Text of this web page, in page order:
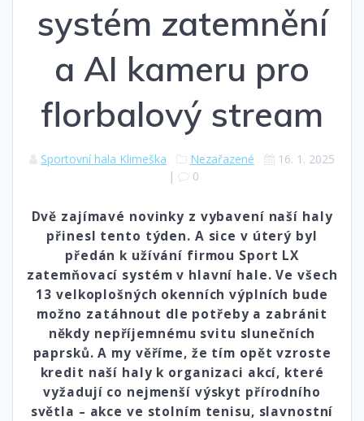
systém zatemnění
a AI kameru pro
florbalový stream
Sportovní hala Klimeška Nezařazené
16. 1. 2025
|
0
Dvě zajímavé novinky z vybavení naší haly
přinesl tento týden. A sice v úterý byl
předán k užívání firmou Sport LX
zatemňovací systém v hlavní hale. Ve všech
13 velkoplošných okenních výplních bude
možno zatáhnout dle potřeby a zabránit
někdy nepříjemnému svitu slunečních
paprsků. A my věříme, že tím opět vzroste
kredit naší haly k organizaci akcí, které
vyžadují co nejmenší výskyt přírodního
světla – akce ve stolním tenisu, slavnostní